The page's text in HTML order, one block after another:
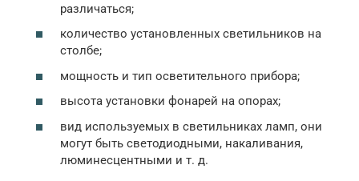
различаться;
количество установленных светильников на
столбе;
мощность и тип осветительного прибора;
высота установки фонарей на опорах;
вид используемых в светильниках ламп, они
могут быть светодиодными, накаливания,
люминесцентными и т. д.